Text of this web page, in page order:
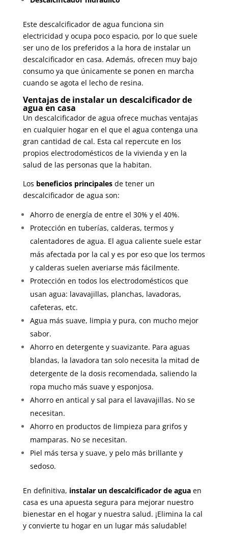
Este descalcificador de agua funciona sin
electricidad y ocupa poco espacio, por lo que suele
ser uno de los preferidos a la hora de instalar un
descalcificador en casa. Además, ofrecen muy bajo
consumo ya que únicamente se ponen en marcha
cuando se agota el lecho de resina.
Ventajas de instalar un descalcificador de
agua en casa
Un descalcificador de agua ofrece muchas ventajas
en cualquier hogar en el que el agua contenga una
gran cantidad de cal. Esta cal repercute en los
propios electrodomésticos de la vivienda y en la
salud de las personas que la habitan.
Los beneficios principalesde tener un
descalcificador de agua son:
Ahorro de energía de entre el 30% y el 40%.
Protección en tuberías, calderas, termos y
calentadores de agua. El agua caliente suele estar
más afectada por la cal y es por eso que los termos
y calderas suelen averiarse más fácilmente.
Protección en todos los electrodomésticos que
usan agua: lavavajillas, planchas, lavadoras,
cafeteras, etc.
Agua más suave, limpia y pura, con mucho mejor
sabor.
Ahorro en detergente y suavizante. Para aguas
blandas, la lavadora tan solo necesita la mitad de
detergente de la dosis recomendada, saliendo la
ropa mucho más suave y esponjosa.
Ahorro en antical y sal para el lavavajillas. No se
necesitan.
Ahorro en productos de limpieza para grifos y
mamparas. No se necesitan.
Piel más tersa y suave, y pelo más brillante y
sedoso.
En definitiva, instalar un descalcificador de aguaen
casa es una apuesta segura para mejorar nuestro
bienestar en el hogar y nuestra salud. ¡Elimina la cal
y convierte tu hogar en un lugar más saludable!